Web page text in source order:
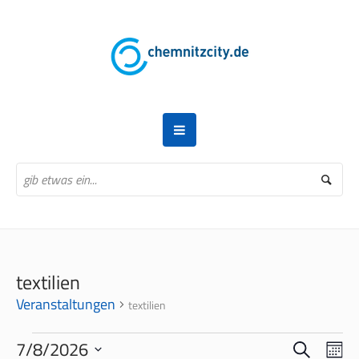
textilien
Veranstaltungen textilien
VERANSTALTUNGEN SUCHE
7/8/2026